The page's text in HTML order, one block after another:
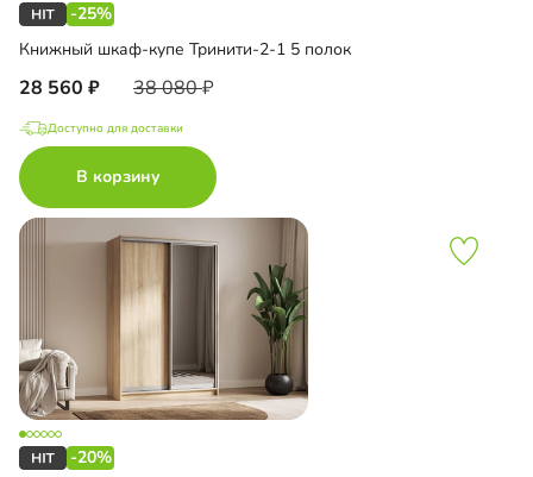
-25%
Книжный шкаф-купе Тринити-2-1 5 полок
28 560 38 080
Доступно для доставки
В корзину
-20%